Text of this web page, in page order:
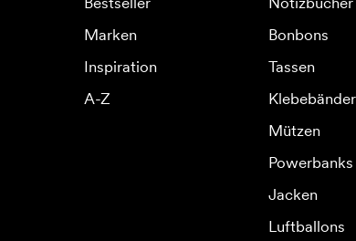
Marken
Inspiration
A-Z
Bonbons
Tassen
Klebebänder
Mützen
Powerbanks
Jacken
Luftballons